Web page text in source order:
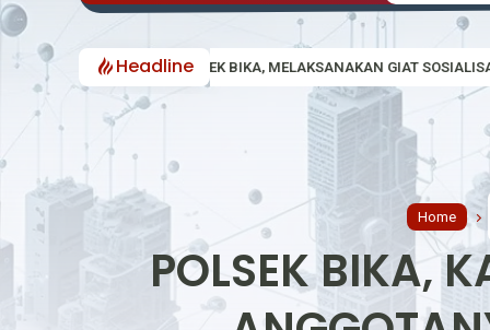
Headline
BIKA, MELAKSANAKAN GIAT SOSIALISASI DAN HIMBAUAN
Home
POLSEK BIKA,